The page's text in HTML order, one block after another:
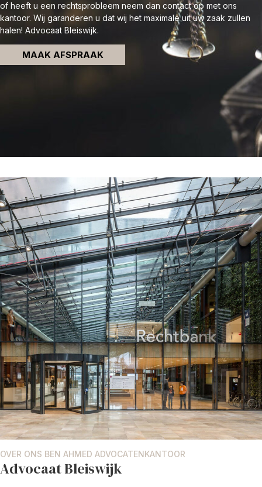
of heeft u een rechtsprobleem neem dan contact op met ons
kantoor. Wij garanderen u dat wij het maximale uit uw zaak zullen
halen! Advocaat Bleiswijk.
MAAK AFSPRAAK
OVER ONS BEN AHMED ADVOCATENKANTOOR
Advocaat Bleiswijk